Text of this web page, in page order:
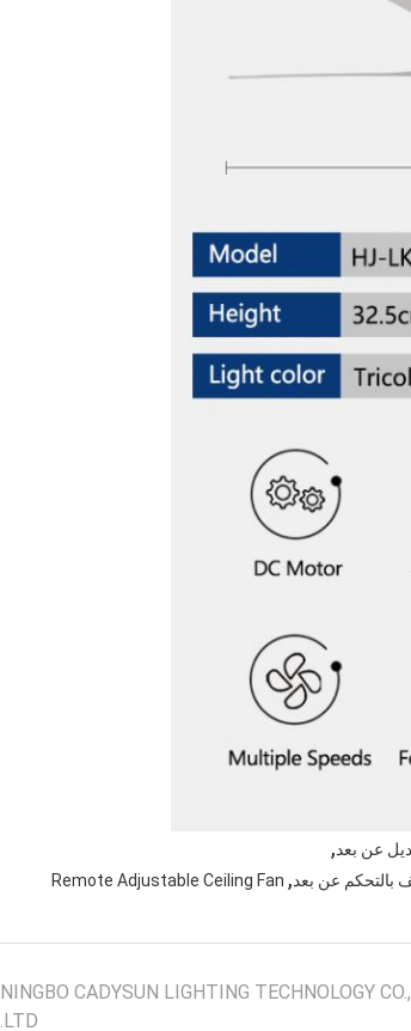
,
,
Remote Adjustable Ceiling Fan
NINGBO CADYSUN LIGHTING TECHNOLOGY CO.,
LTD.